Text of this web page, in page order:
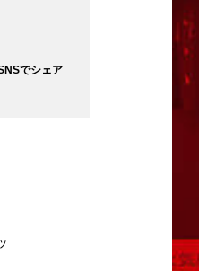
でシェア